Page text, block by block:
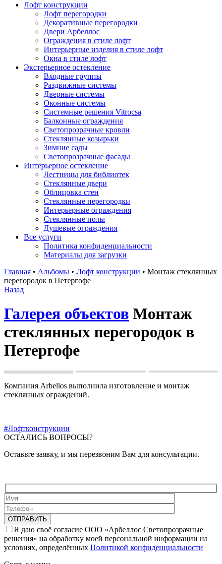
Лофт конструкции
Лофт перегородки
Декоративные перегородки
Двери Арбеллос
Ограждения в стиле лофт
Интерьерные изделия в стиле лофт
Окна в стиле лофт
Экстерьерное остекление
Входные группы
Раздвижные системы
Дверные системы
Оконные системы
Системные решения Vitrocsa
Балконные ограждения
Светопрозрачные кровли
Стеклянные козырьки
Зимние сады
Светопрозрачные фасады
Интерьерное остекление
Лестницы для библиотек
Стеклянные двери
Облицовка стен
Стеклянные перегородки
Интерьерные ограждения
Стеклянные полы
Душевые ограждения
Все услуги
Политика конфиденциальности
Материалы для загрузки
Главная • Альбомы • Лофт конструкции • Монтаж стеклянных
перегородок в Петергофе
Назад
Галерея объектов Монтаж
стеклянных перегородок в
Петергофе
Компания Arbellos выполнила изготовление и монтаж
стеклянных ограждений.
#Лофтконструкции
ОСТАЛИСЬ ВОПРОСЫ?
Оставьте заявку, и мы перезвоним Вам для консультации.
Я даю своё согласие ООО «Арбеллос Светопрозрачные
решения» на обработку моей персональной информации на
условиях, определённых Политикой конфиденциальности